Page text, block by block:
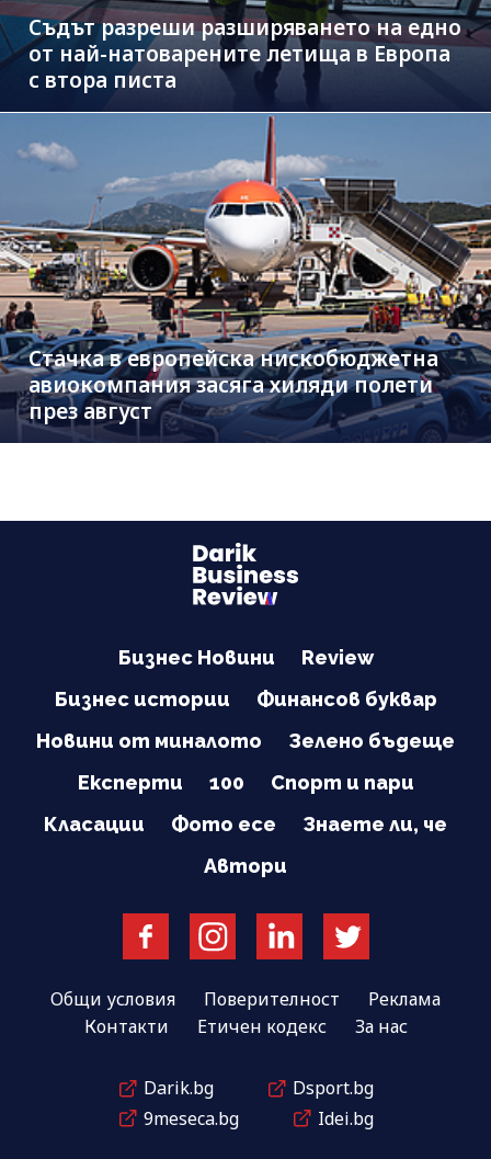
Съдът разреши разширяването на едно
от най-натоварените летища в Европа
с втора писта
Стачка в европейска нискобюджетна
авиокомпания засяга хиляди полети
през август
Бизнес Новини
Review
Бизнес истории
Финансов буквар
Новини от миналото
Зелено бъдеще
Експерти
100
Спорт и пари
Класации
Фото есе
Знаете ли, че
Автори
Общи условия Поверителност
Реклама
Контакти
Етичен кодекс За нас
Darik.bg
Dsport.bg
9meseca.bg
Idei.bg